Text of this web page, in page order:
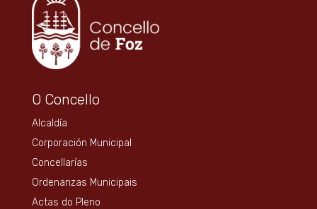
O Concello
Alcaldía
Corporación Municipal
Concellarías
Ordenanzas Municipais
Actas do Pleno